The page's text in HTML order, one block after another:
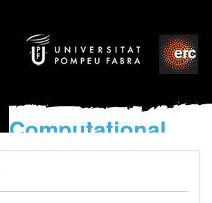
Computational
models